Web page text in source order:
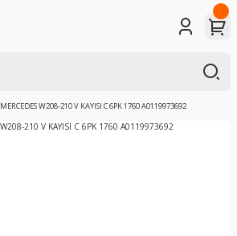
MERCEDES W208-210 V KAYISI C 6PK 1760 A0119973692